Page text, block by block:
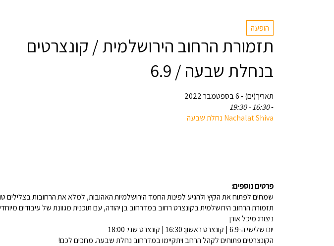
הופעה
תזמורת הרחוב הירושלמית / קונצרטים
בנחלת שבעה / 6.9
תאריך(ים) - 6 בספטמבר 2022
-
16:30 - 19:30
‎Nachalat Shiva נחלת שבעה
פרטים נוספים:
שמחים לפתוח את הקיץ ולהגיע לפינות החמד הירושלמיות האהובות, למלא את הרחובות בצלילים
תזמורת הרחוב הירושלמית בקונצרט רחוב במדרחוב בן יהודה, עם תוכנית מגוונת של עיבודים
ניצוח: מיכל אורן
יום שלישי ה-6.9 | קונצרט ראשון: 16:30 | קונצרט שני: 18:00
הקונצרטים פתוחים לקהל הרחב ויתקיימו במדרחוב נחלת שבעה. מחכים לכם!